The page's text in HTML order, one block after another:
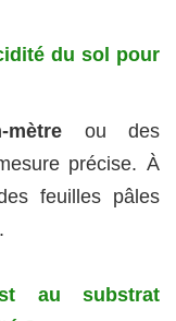
du sol pour
mètre ou des
précise. À
feuilles pâles
au substrat